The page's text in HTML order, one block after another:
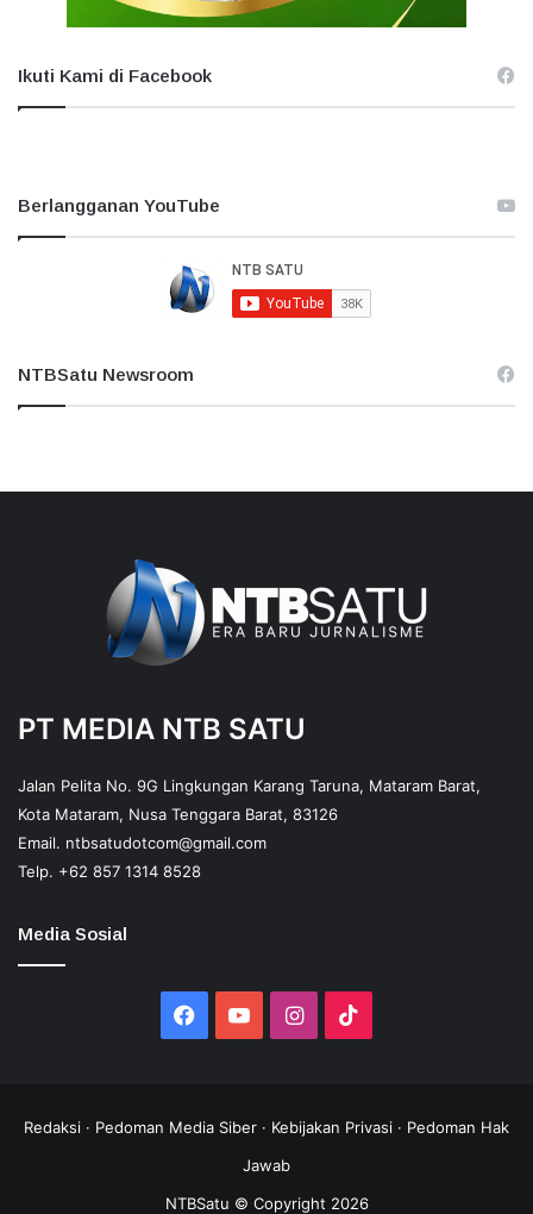
Ikuti Kami di Facebook
Berlangganan YouTube
NTBSatu Newsroom
PT MEDIA NTB SATU
Jalan Pelita No. 9G Lingkungan Karang Taruna, Mataram Barat,
Kota Mataram, Nusa Tenggara Barat, 83126
Email. ntbsatudotcom@gmail.com
Telp. +62 857 1314 8528
Media Sosial
Facebook
YouTubeInstagram
Redaksi · Pedoman Media Siber · Kebijakan Privasi · Pedoman Hak
Jawab
NTBSatu © Copyright 2026